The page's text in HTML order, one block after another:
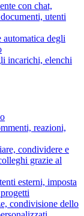
con chat,
utenti
automatica degli
incarichi, elenchi
reazioni,
condividere e
grazie al
esterni, imposta
condivisione dello